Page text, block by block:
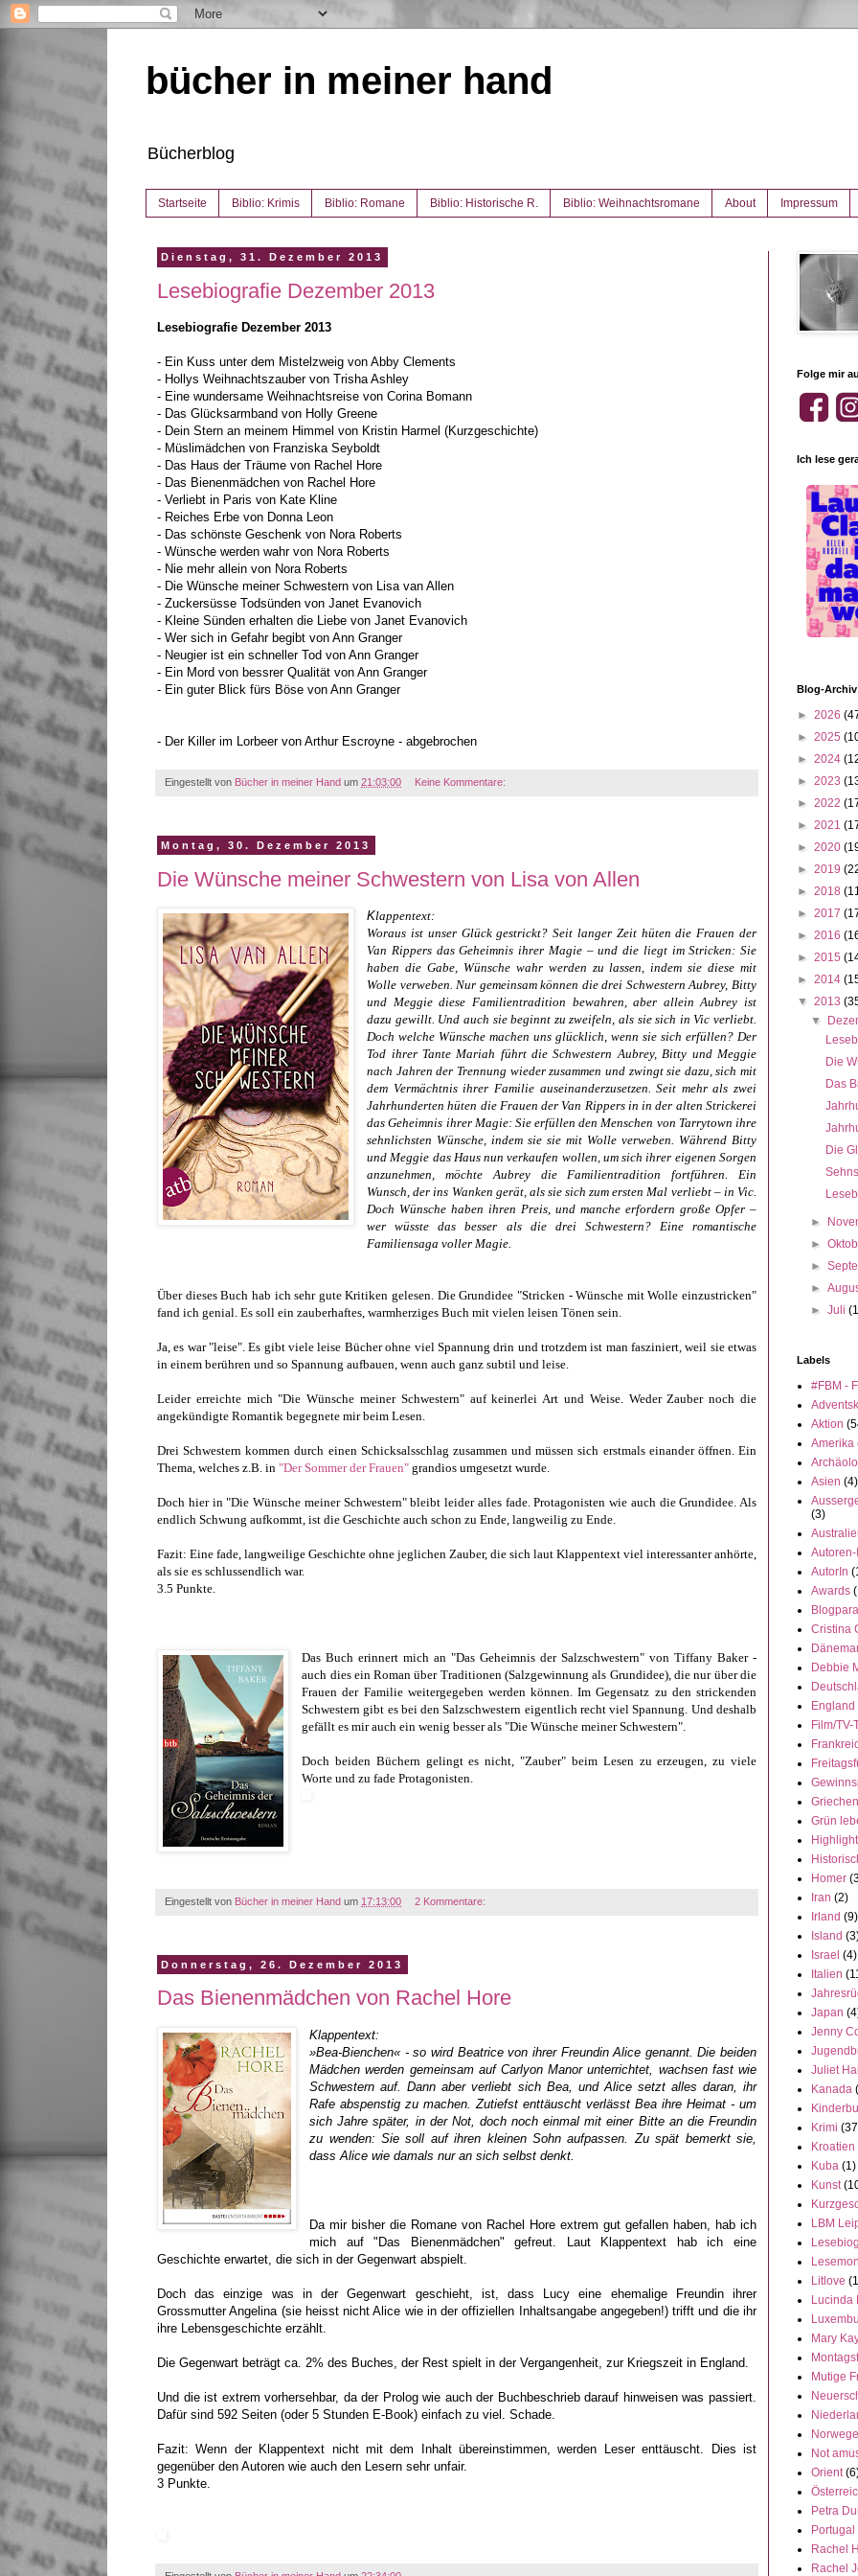
bücher in meiner hand
Bücherblog
Startseite Biblio: Krimis Biblio: Romane Biblio: Historische R. Biblio: Weihnachtsromane About Impressum
Dienstag, 31. Dezember 2013
Lesebiografie Dezember 2013
Lesebiografie Dezember 2013
- Ein Kuss unter dem Mistelzweig von Abby Clements
- Hollys Weihnachtszauber von Trisha Ashley
- Eine wundersame Weihnachtsreise von Corina Bomann
- Das Glücksarmband von Holly Greene
- Dein Stern an meinem Himmel von Kristin Harmel (Kurzgeschichte)
- Müslimädchen von Franziska Seyboldt
- Das Haus der Träume von Rachel Hore
- Das Bienenmädchen von Rachel Hore
- Verliebt in Paris von Kate Kline
- Reiches Erbe von Donna Leon
- Das schönste Geschenk von Nora Roberts
- Wünsche werden wahr von Nora Roberts
- Nie mehr allein von Nora Roberts
- Die Wünsche meiner Schwestern von Lisa van Allen
- Zuckersüsse Todsünden von Janet Evanovich
- Kleine Sünden erhalten die Liebe von Janet Evanovich
- Wer sich in Gefahr begibt von Ann Granger
- Neugier ist ein schneller Tod von Ann Granger
- Ein Mord von bessrer Qualität von Ann Granger
- Ein guter Blick fürs Böse von Ann Granger
- Der Killer im Lorbeer von Arthur Escroyne - abgebrochen
Eingestellt von Bücher in meiner Hand um 21:03:00 Keine Kommentare:
Montag, 30. Dezember 2013
Die Wünsche meiner Schwestern von Lisa von Allen
Klappentext:
Woraus ist unser Glück gestrickt? Seit langer Zeit hüten die Frauen der
Van Rippers das Geheimnis ihrer Magie – und die liegt im Stricken: Sie
haben die Gabe, Wünsche wahr werden zu lassen, indem sie diese mit
Wolle verweben. Nur gemeinsam können die drei Schwestern Aubrey, Bitty
und Meggie diese Familientradition bewahren, aber allein Aubrey ist
dazu gewillt. Und auch sie beginnt zu zweifeln, als sie sich in Vic verliebt.
Doch welche Wünsche machen uns glücklich, wenn sie sich erfüllen? Der
Tod ihrer Tante Mariah führt die Schwestern Aubrey, Bitty und Meggie
nach Jahren der Trennung wieder zusammen und zwingt sie dazu, sich mit
dem Vermächtnis ihrer Familie auseinanderzusetzen. Seit mehr als zwei
Jahrhunderten hüten die Frauen der Van Rippers in in der alten Strickerei
das Geheimnis ihrer Magie: Sie erfüllen den Menschen von Tarrytown ihre
sehnlichsten Wünsche, indem sie sie mit Wolle verweben. Während Bitty
und Meggie das Haus nun verkaufen wollen, um sich ihrer eigenen Sorgen
anzunehmen, möchte Aubrey die Familientradition fortführen. Ein
Wunsch, der ins Wanken gerät, als sie sich zum ersten Mal verliebt – in Vic.
Doch Wünsche haben ihren Preis, und manche erfordern große Opfer –
wer wüsste das besser als die drei Schwestern? Eine romantische
Familiensaga voller Magie.
Über dieses Buch hab ich sehr gute Kritiken gelesen. Die Grundidee "Stricken - Wünsche mit Wolle einzustricken"
fand ich genial. Es soll ein zauberhaftes, warmherziges Buch mit vielen leisen Tönen sein.
Ja, es war "leise". Es gibt viele leise Bücher ohne viel Spannung drin und trotzdem ist man fasziniert, weil sie etwas
in einem berühren und so Spannung aufbauen, wenn auch ganz subtil und leise.
Leider erreichte mich "Die Wünsche meiner Schwestern" auf keinerlei Art und Weise. Weder Zauber noch die
angekündigte Romantik begegnete mir beim Lesen.
Drei Schwestern kommen durch einen Schicksalsschlag zusammen und müssen sich erstmals einander öffnen. Ein
Thema, welches z.B. in "Der Sommer der Frauen" grandios umgesetzt wurde.
Doch hier in "Die Wünsche meiner Schwestern" bleibt leider alles fade. Protagonisten wie auch die Grundidee. Als
endlich Schwung aufkommt, ist die Geschichte auch schon zu Ende, langweilig zu Ende.
Fazit: Eine fade, langweilige Geschichte ohne jeglichen Zauber, die sich laut Klappentext viel interessanter anhörte,
als sie es schlussendlich war.
3.5 Punkte.
Das Buch erinnert mich an "Das Geheimnis der Salzschwestern" von Tiffany Baker -
auch dies ein Roman über Traditionen (Salzgewinnung als Grundidee), die nur über die
Frauen der Familie weitergegeben werden können.Im Gegensatz zu den strickenden
Schwestern gibt es bei den Salzschwestern eigentlich recht viel Spannung. Und deshalb
gefällt es mir auch ein wenig besser als "Die Wünsche meiner Schwestern".
Doch beiden Büchern gelingt es nicht, "Zauber" beim Lesen zu erzeugen, zu viele
Worte und zu fade Protagonisten.
Eingestellt von Bücher in meiner Hand um 17:13:00 2 Kommentare:
Donnerstag, 26. Dezember 2013
Das Bienenmädchen von Rachel Hore
Klappentext:
»Bea-Bienchen« - so wird Beatrice von ihrer Freundin Alice genannt. Die beiden
Mädchen werden gemeinsam auf Carlyon Manor unterrichtet, wachsen fast wie
Schwestern auf. Dann aber verliebt sich Bea, und Alice setzt alles daran, ihr
Rafe abspenstig zu machen. Zutiefst enttäuscht verlässt Bea ihre Heimat - um
sich Jahre später, in der Not, doch noch einmal mit einer Bitte an die Freundin
zu wenden: Sie soll auf ihren kleinen Sohn aufpassen. Zu spät bemerkt sie,
dass Alice wie damals nur an sich selbst denkt.
Da mir bisher die Romane von Rachel Hore extrem gut gefallen haben, hab ich
mich auf "Das Bienenmädchen" gefreut. Laut Klappentext hab ich eine
Geschichte erwartet, die sich in der Gegenwart abspielt.
Doch das einzige was in der Gegenwart geschieht, ist, dass Lucy eine ehemalige Freundin ihrer
Grossmutter Angelina (sie heisst nicht Alice wie in der offiziellen Inhaltsangabe angegeben!) trifft und die ihr
ihre Lebensgeschichte erzählt.
Die Gegenwart beträgt ca. 2% des Buches, der Rest spielt in der Vergangenheit, zur Kriegszeit in England.
Und die ist extrem vorhersehbar, da der Prolog wie auch der Buchbeschrieb darauf hinweisen was passiert.
Dafür sind 592 Seiten (oder 5 Stunden E-Book) einfach zu viel. Schade.
Fazit: Wenn der Klappentext nicht mit dem Inhalt übereinstimmen, werden Leser enttäuscht. Dies ist
gegenüber den Autoren wie auch den Lesern sehr unfair.
3 Punkte.
Folge mir
Ich lese
Blog-Archiv
► 2026
► 2025
► 2024
► 2023
► 2022
► 2021
► 2020
► 2019
► 2018
► 2017
► 2016
► 2015
► 2014
▼ 2013
▼
Die
Das
Die
►
►
►
►
►Juli
Labels
#FBM -
Aktion
Amerika
Asien (4)
(3)
AutorIn
Awards
Cristina
Debbie
England
Film/TV-
Grün
Homer
Iran (2)
Irland (9)
Island
Israel (4)
Italien
Japan
Jenny
Juliet
Kanada
Krimi
Kroatien
Kuba (1)
Kunst
LBM
Litlove
Lucinda
Mary
Mutige
Not
Orient
Petra
Portugal
Rachel
Rachel